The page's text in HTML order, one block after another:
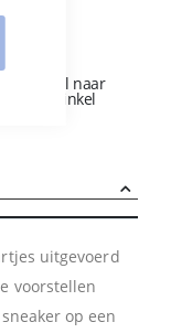
e-mail naar
onze winkel
uitgevoerd
voorstellen
op een